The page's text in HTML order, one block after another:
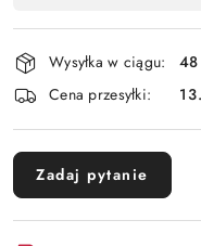
płatność
i
dostawa
Wysyłka w ciągu:
Cena przesyłki:
Zadaj pytanie